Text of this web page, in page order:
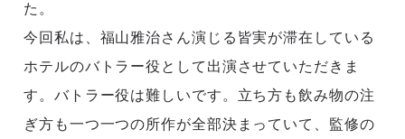
た。
今回私は、福山雅治さん演じる皆実が滞在している
ホテルのバトラー役として出演させていただきま
す。バトラー役は難しいです。立ち方も飲み物の注
ぎ方も一つ一つの所作が全部決まっていて、監修の